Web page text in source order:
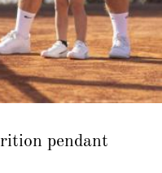
pendant